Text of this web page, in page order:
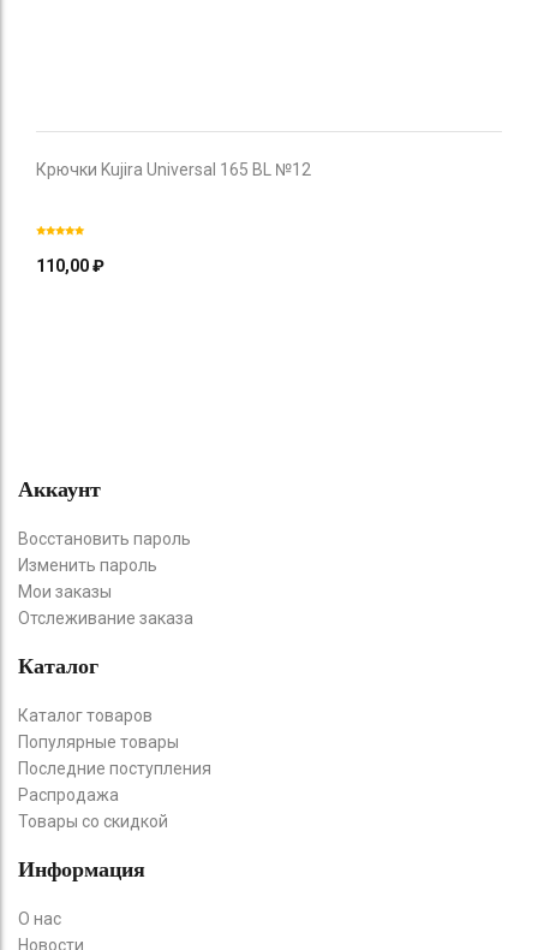
Крючки Kujira Universal 165 BL №12
110,00₽
Аккаунт
Восстановить пароль
Изменить пароль
Мои заказы
Отслеживание заказа
Каталог
Каталог товаров
Популярные товары
Последние поступления
Распродажа
Товары со скидкой
Информация
О нас
Новости